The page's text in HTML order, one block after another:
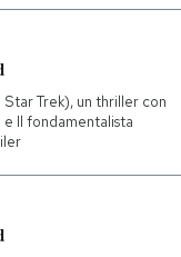
Trek), un thriller con
Il fondamentalista